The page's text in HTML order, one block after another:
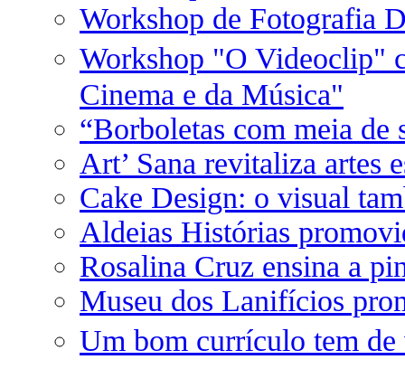
Workshop de Fotografia
Workshop "O Videoclip"
Cinema e da Música"
“Borboletas com meia de
Art’ Sana revitaliza artes
Cake Design: o visual
Aldeias Histórias
Rosalina Cruz ensina a
Museu dos Lanifícios
Um bom currículo tem